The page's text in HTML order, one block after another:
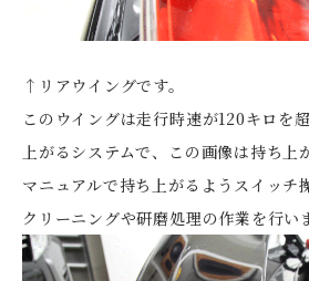
↑リアウイングです。
このウイングは走行時速が120キロを
上がるシステムで、この画像は持ち上
マニュアルで持ち上がるようスイッチ
クリーニングや研磨処理の作業を行い